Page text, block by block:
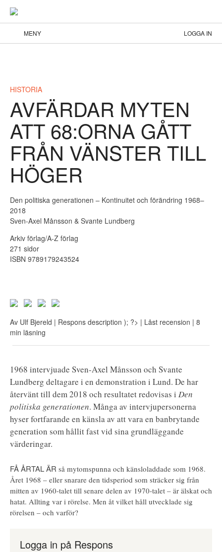
MENY LOGGA IN
HISTORIA
AVFÄRDAR MYTEN
ATT 68:ORNA GÅTT
FRÅN VÄNSTER TILL
HÖGER
Den politiska generationen – Kontinuitet och förändring 1968–
2018
Sven-Axel Månsson & Svante Lundberg
Arkiv förlag/A-Z förlag
271 sidor
ISBN 9789179243524
Av Ulf Bjereld | Respons description ); ?> | Låst recension | 8
min läsning
1968 intervjuade Sven-Axel Månsson och Svante
Lundberg deltagare i en demonstration i Lund. De har
återvänt till dem 2018 och resultatet redovisas i Den
politiska generationen. Många av intervjupersonerna
hyser fortfarande en känsla av att vara en banbrytande
generation som hållit fast vid sina grundläggande
värderingar.
FÅ ÅRTAL ÄR så mytomspunna och känsloladdade som 1968.
Året 1968 – eller snarare den tidsperiod som sträcker sig från
mitten av 1960-talet till senare delen av 1970-talet – är älskat och
hatat. Allting var i rörelse. Men åt vilket håll utvecklade sig
rörelsen – och varför?
Logga in på Respons